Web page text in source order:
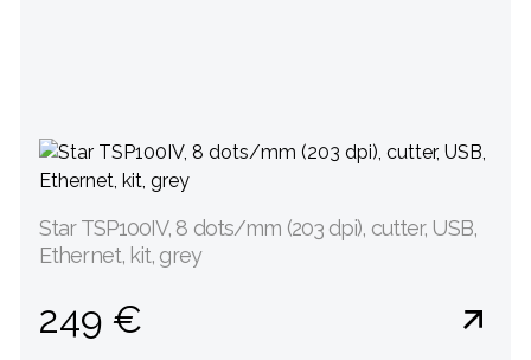
Star TSP100IV, 8 dots/mm (203 dpi), cutter, USB,
Ethernet, kit, grey
249 €